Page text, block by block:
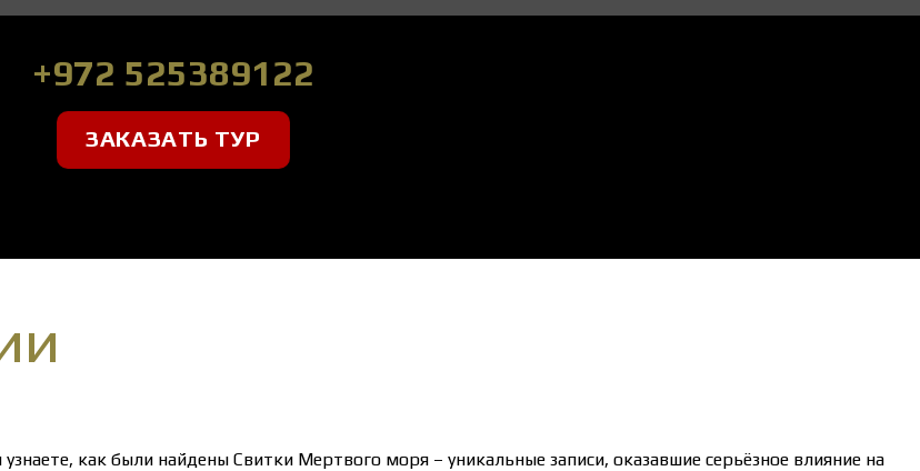
+972 525389122
ЗАКАЗАТЬ ТУР
как были найдены Свитки Мертвого моря – уникальные записи, оказавшие серьёзное влияние на